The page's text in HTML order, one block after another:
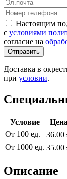
Настоящим
с условиями
согласие на
Отправить
Доставка в
при условии.
Условие
Цена
От 100 ед.
36.00
От 1000 ед. 35.00
Описание